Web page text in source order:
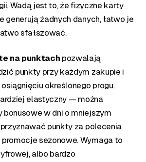
Wadą jest to, że fizyczne karty
generują żadnych danych, łatwo je
sfałszować.
na punktach pozwalają
punkty przy każdym zakupie i
określonego progu.
elastyczny — można
w dni o mniejszym
przyznawać punkty za polecenia
sezonowe. Wymaga to
albo bardzo